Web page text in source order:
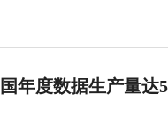
年度数据生产量达